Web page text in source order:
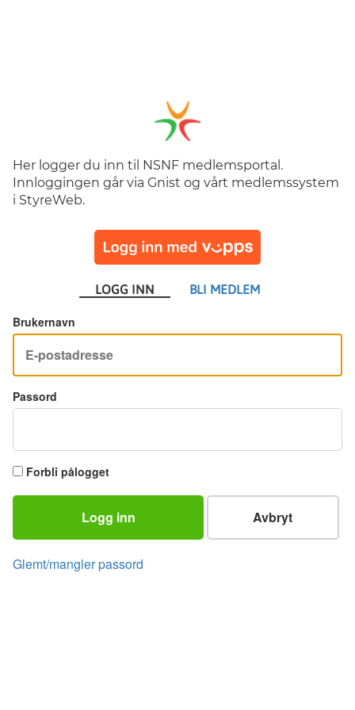
Her logger du inn til NSNF medlemsportal.
Innloggingen går via Gnist og vårt medlemssystem
i StyreWeb.
LOGG INN BLI MEDLEM
Brukernavn
Passord
Forbli pålogget
Logg inn Avbryt
Glemt/mangler passord